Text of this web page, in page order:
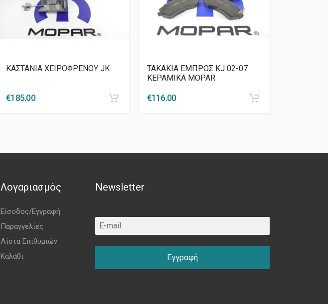
ΚΑΣΤΑΝΙΑ ΧΕΙΡΟΦΡΕΝΟΥ JK
€185.00
ΤΑΚΑΚΙΑ ΕΜΠΡΟΣ KJ 02-07
ΚΕΡΑΜΙΚΑ MOPAR
€116.00
Λογαριασμός
Είσοδος/Εγγραφή
Παραγγελίες
Λίστα Επιθυμιών
Καλάθι
Newsletter
Εγγραφή